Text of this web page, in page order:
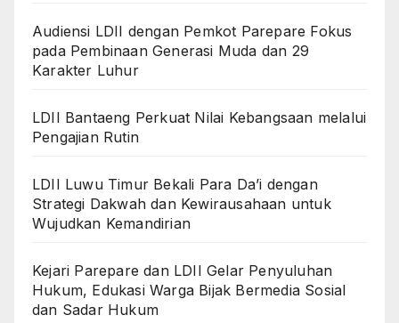
Audiensi LDII dengan Pemkot Parepare Fokus
pada Pembinaan Generasi Muda dan 29
Karakter Luhur
LDII Bantaeng Perkuat Nilai Kebangsaan melalui
Pengajian Rutin
LDII Luwu Timur Bekali Para Da’i dengan
Strategi Dakwah dan Kewirausahaan untuk
Wujudkan Kemandirian
Kejari Parepare dan LDII Gelar Penyuluhan
Hukum, Edukasi Warga Bijak Bermedia Sosial
dan Sadar Hukum